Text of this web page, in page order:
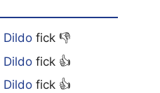
Dildo fick 👎
Dildo fick 👍
Dildo fick 👍